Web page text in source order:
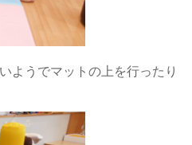
ようでマットの上を行ったり